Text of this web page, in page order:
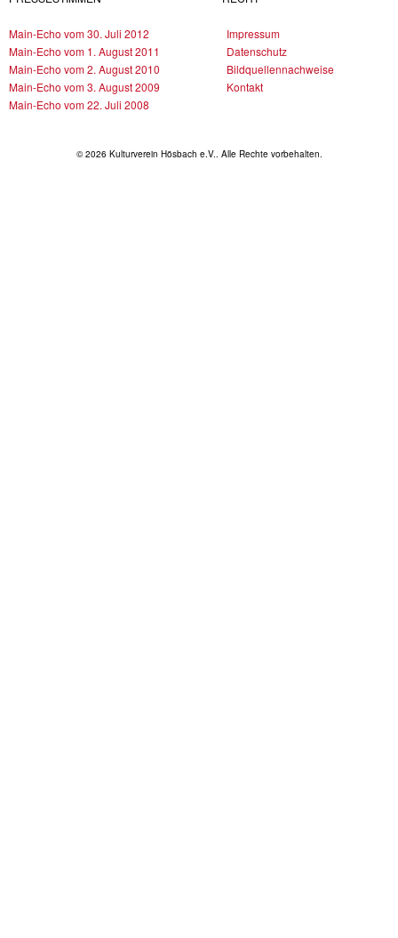
Main-Echo vom 30. Juli 2012
Main-Echo vom 1. August 2011
Main-Echo vom 2. August 2010
Main-Echo vom 3. August 2009
Main-Echo vom 22. Juli 2008
Impressum
Datenschutz
Bildquellennachweise
Kontakt
© 2026 Kulturverein Hösbach e.V.. Alle Rechte vorbehalten.